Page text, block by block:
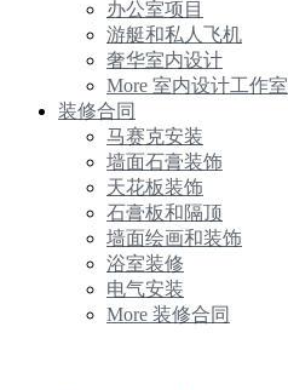
办公室项目
游艇和私人飞机
奢华室内设计
More 室内设计工作室
装修合同
马赛克安装
墙面石膏装饰
天花板装饰
石膏板和隔顶
墙面绘画和装饰
浴室装修
电气安装
More 装修合同